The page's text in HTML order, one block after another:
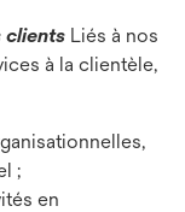
clients Liés à nos
à la clientèle,
;
en